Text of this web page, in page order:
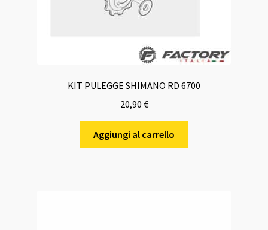
KIT PULEGGE SHIMANO RD 6700
20,90 €
Aggiungi al carrello